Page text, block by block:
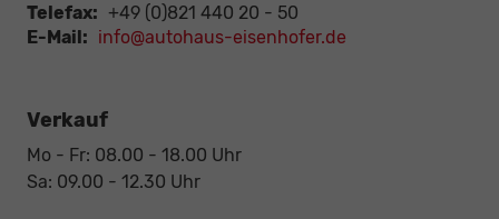
Telefax: +49 (0)821 440 20 - 50
E-Mail: info@autohaus-eisenhofer.de
Verkauf
Mo - Fr: 08.00 - 18.00 Uhr
Sa: 09.00 - 12.30 Uhr